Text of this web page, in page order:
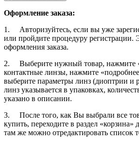
Оформление заказа:
1. Авторизуйтесь, если вы уже
или пройдите процедуру регистрации.
оформления заказа.
2. Выберите нужный товар, нажмите
контактные линзы, нажмите
выберите параметры линз (диоптрии и
линз указывается в упаковках,
указано в описании.
3. После того, как Вы выбрали все
купить, переходите в раздел «корзина»
там же можно отредактировать список